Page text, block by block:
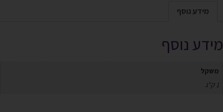
מידע נוסף
מידע נוסף
משקל
1 ק"ג